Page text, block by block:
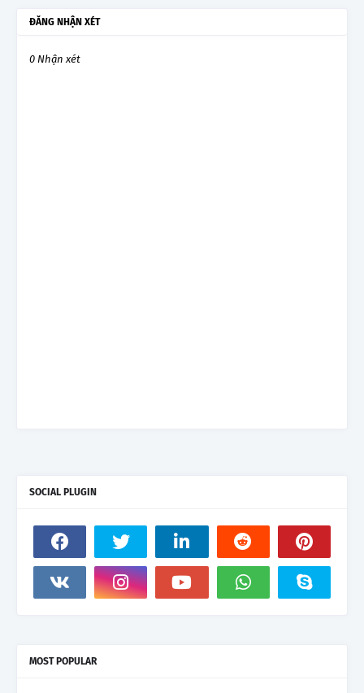
ĐĂNG NHẬN XÉT
0 Nhận xét
SOCIAL PLUGIN
MOST POPULAR